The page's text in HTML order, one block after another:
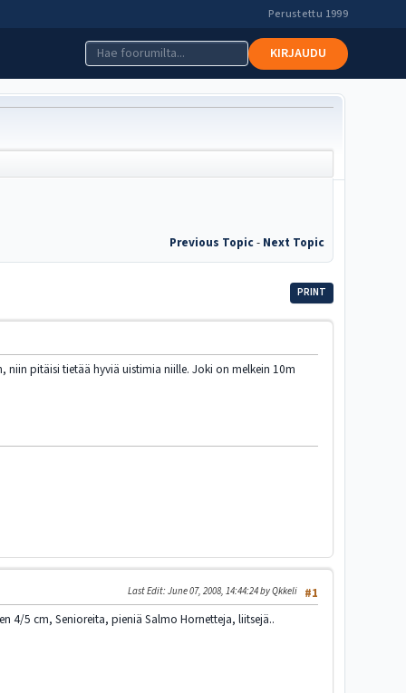
Perustettu 1999
KIRJAUDU
Previous Topic- Next Topic
PRINT
pitäisi tietää hyviä uistimia niille. Joki on melkein 10m
#1
Last Edit: June 07, 2008, 14:44:24 by Qkkeli
4/5 cm, Senioreita, pieniä Salmo Hornetteja, liitsejä..